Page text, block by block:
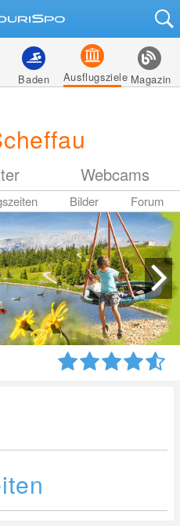
Baden Ausflugsziele Magazin
Webcams
Bilder Forum